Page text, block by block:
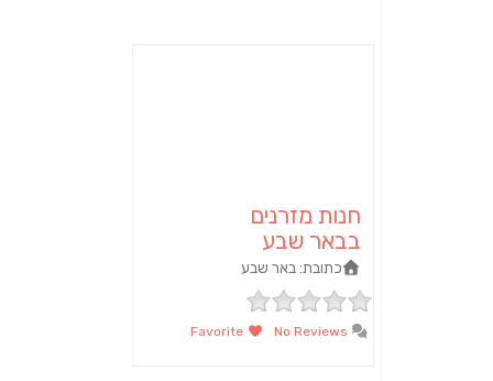
חנות מזרנים
בבאר שבע
כתובת:באר שבע